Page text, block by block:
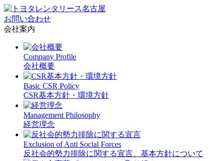
お問い合わせ
会社案内
Company Profile
会社概要
Basic CSR Policy
CSR基本方針・環境方針
Management Philosophy
経営理念
Exclusion of Anti Social Forces
反社会的勢力排除に関する宣言、基本方針について